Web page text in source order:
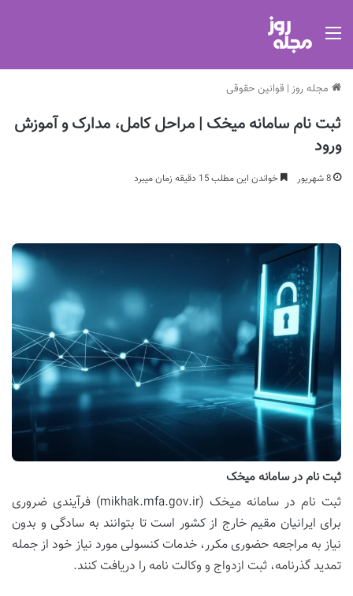
مجله روز | قوانین حقوقی
ثبت نام سامانه میخک | مراحل کامل، مدارک و آموزش
ورود
8 شهریور خواندن این مطلب 15 دقیقه زمان میبرد
ثبت نام در سامانه میخک
ثبت نام در سامانه میخک (mikhak.mfa.gov.ir) فرآیندی ضروری
برای ایرانیان مقیم خارج از کشور است تا بتوانند به سادگی و بدون
نیاز به مراجعه حضوری مکرر، خدمات کنسولی مورد نیاز خود از جمله
تمدید گذرنامه، ثبت ازدواج و وکالت نامه را دریافت کنند.